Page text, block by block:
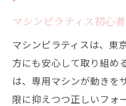
マシンピラティス初心
マシンピラティスは、東
方にも安心して取り組め
は、専用マシンが動きを
限に抑えつつ正しいフォ